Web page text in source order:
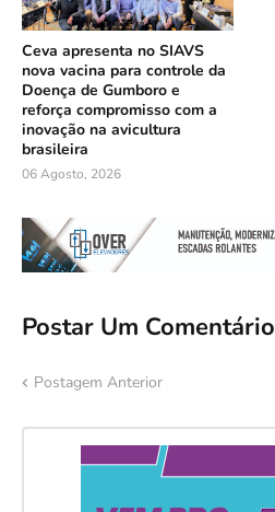
Ceva apresenta no SIAVS
nova vacina para controle da
Doença de Gumboro e
reforça compromisso com a
inovação na avicultura
brasileira
06 Agosto, 2026
Postar Um Comentário
Postagem Anterior